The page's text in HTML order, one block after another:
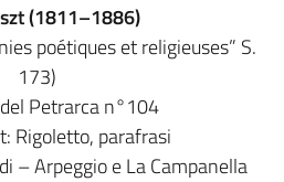
(1811–1886)
poétiques et religieuses” S.
173)
Petrarca n°104
Rigoletto, parafrasi
– Arpeggio e La Campanella